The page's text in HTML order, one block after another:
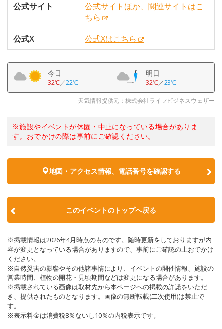
公式サイト
公式サイトほか、関連サイトはこ
ちら
公式X
公式Xはこちら
今日
32℃／22℃
明日
32℃／23℃
天気情報提供元：株式会社ライフビジネスウェザー
※施設やイベントが休園・中止になっている場合がありま
す。おでかけの際は事前にご確認ください。
地図・アクセス情報、電話番号を確認する
このイベントのトップへ戻る
※掲載情報は2026年4月時点のものです。随時更新をしておりますが内
容が変更となっている場合がありますので、事前にご確認の上おでかけ
ください。
※自然災害の影響やその他諸事情により、イベントの開催情報、施設の
営業時間、植物の開花・見頃期間などは変更になる場合があります。
※掲載されている画像は取材先から本ページへの掲載の許諾をいただ
き、提供されたものとなります。画像の無断転載(二次使用)は禁止で
す。
※表示料金は消費税8％ないし10％の内税表示です。